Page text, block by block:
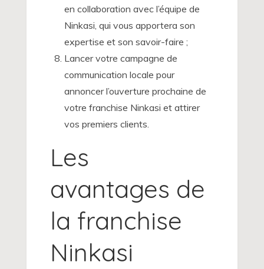
en collaboration avec l’équipe de
Ninkasi, qui vous apportera son
expertise et son savoir-faire ;
Lancer votre campagne de
communication locale pour
annoncer l’ouverture prochaine de
votre franchise Ninkasi et attirer
vos premiers clients.
Les
avantages de
la franchise
Ninkasi